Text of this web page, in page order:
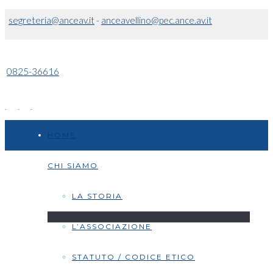
segreteria@anceav.it- anceavellino@pec.ance.av.it
0825-36616
CHI SIAMO
LA STORIA
L’ASSOCIAZIONE
STATUTO / CODICE ETICO